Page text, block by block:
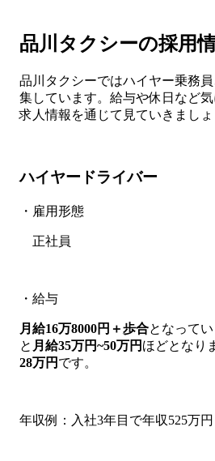
品川タクシーの採用
品川タクシーではハイヤー乗務
集しています。給与や休日など
求人情報を通じて見ていきましょ
ハイヤードライバー
・雇用形態
正社員
・給与
月給16万8000円＋歩合となって
と 月給35万円~50万円 ほどとなり
28万円 です。
年収例：入社3年目で年収525万円